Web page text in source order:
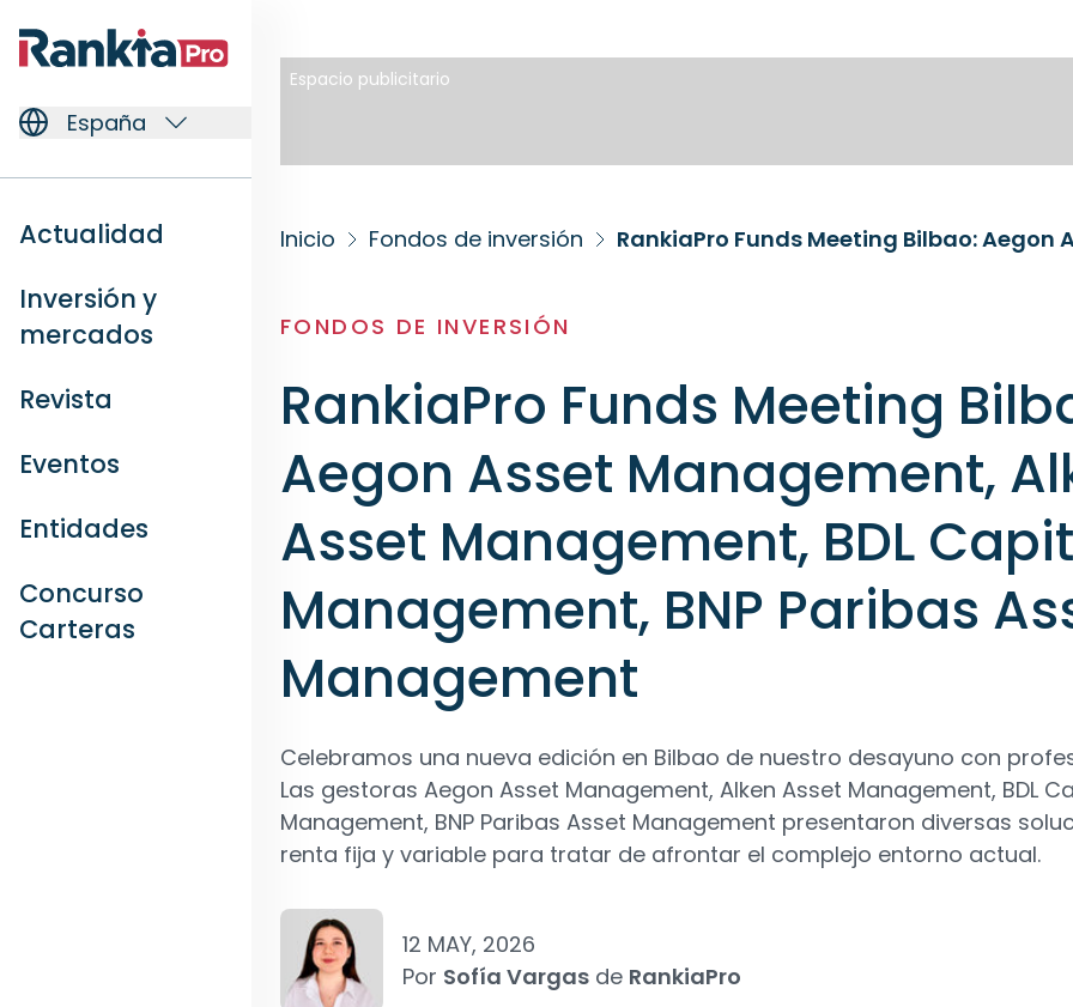
España
Actualidad
Inversión y
mercados
Revista
Eventos
Entidades
Concurso
Carteras
Espacio publicitario
Inicio Fondos de inversión
FONDOS DE INVERSIÓN
RankiaPro Funds Meeting
Aegon Asset Management,
Asset Management, BDL
Management, BNP Paribas
Management
Celebramos una nueva edición en Bilbao de nuestro desayuno con
Las gestoras Aegon Asset Management, Alken Asset Management, BDL
Management, BNP Paribas Asset Management presentaron diversas
renta fija y variable para tratar de afrontar el complejo entorno actual.
12 MAY, 2026
Por Sofía Vargas de RankiaPro